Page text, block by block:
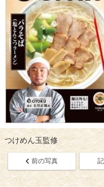
つけめん玉監修
前の写真